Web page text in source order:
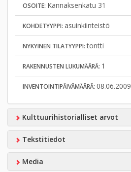
OSOITE: Kannaksenkatu 31
KOHDETYYPPI: asuinkiinteistö
NYKYINEN TILATYYPPI:tontti
RAKENNUSTEN LUKUMÄÄRÄ: 1
INVENTOINTIPÄIVÄMÄÄRÄ: 08.06.2009
Kulttuurihistorialliset arvot
Tekstitiedot
Media